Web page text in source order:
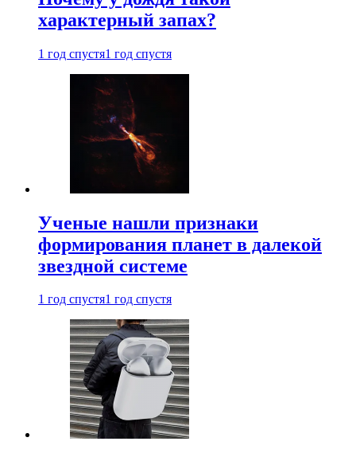
характерный запах?
1 год спустя1 год спустя
Ученые нашли признаки
формирования планет в далекой
звездной системе
1 год спустя1 год спустя